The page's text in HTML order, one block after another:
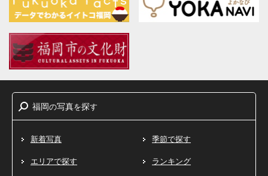
福岡の写真を探す
新着写真 季節で探す
エリアで探す ランキング